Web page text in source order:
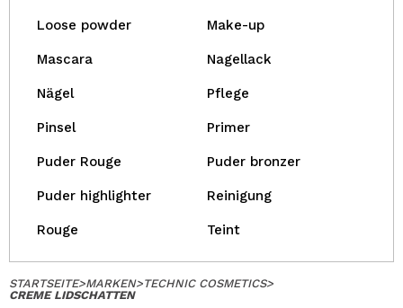
Loose powder Make-up
Mascara Nagellack
Nägel Pflege
Pinsel Primer
Puder Rouge Puder bronzer
Puder highlighter Reinigung
Rouge Teint
STARTSEITE>MARKEN>TECHNIC COSMETICS>
CREME LIDSCHATTEN